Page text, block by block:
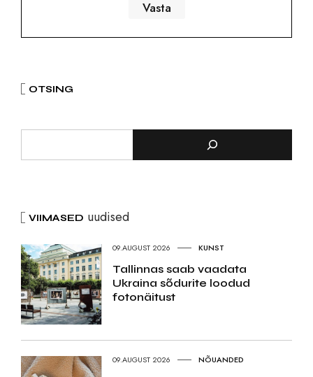
OTSING
VIIMASED uudised
09.AUGUST 2026 KUNST
Tallinnas saab vaadata
Ukraina sõdurite loodud
fotonäitust
09.AUGUST 2026 NÕUANDED